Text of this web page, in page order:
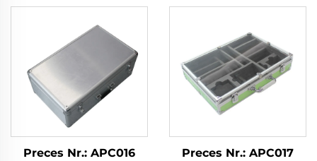
Preces Nr.: APC016 Preces Nr.: APC017